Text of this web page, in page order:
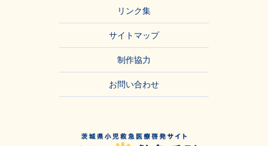
リンク集
サイトマップ
制作協力
お問い合わせ